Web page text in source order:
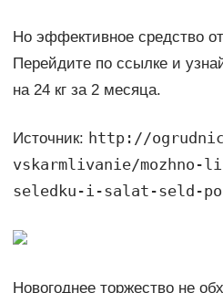
Но эффективное средство
Перейдите по ссылке и
на 24 кг за 2 месяца.
Источник: http://
vskarmlivanie/mozhno-
seledku-i-salat-seld-
Новогоднее торжество не